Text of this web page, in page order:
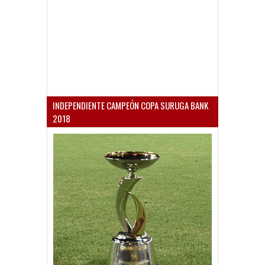
INDEPENDIENTE CAMPEÓN COPA SURUGA BANK
2018